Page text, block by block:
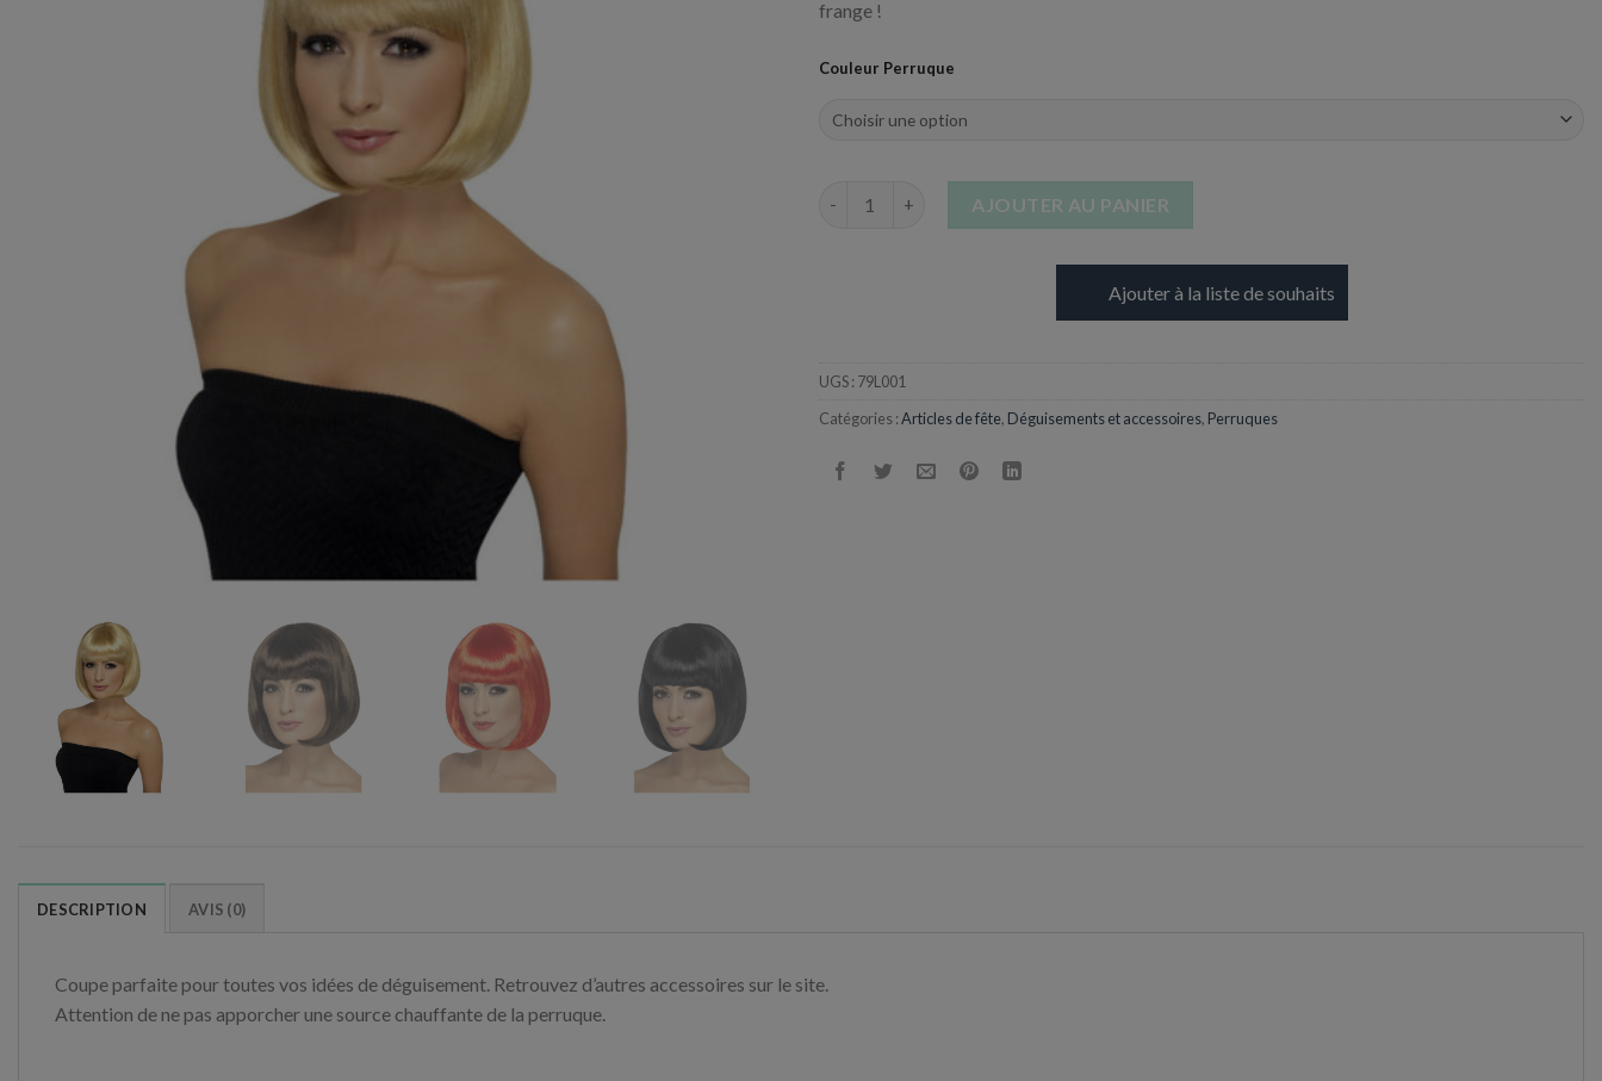
frange !
Couleur Perruque
AJOUTER AU PANIER
Ajouter à la liste de souhaits
UGS : 79L001
Catégories :Articles de fête, Déguisements et accessoires, Perruques
DESCRIPTION AVIS (0)
Coupe parfaite pour toutes vos idées de déguisement. Retrouvez d’autres accessoires sur le site.
Attention de ne pas apporcher une source chauffante de la perruque.